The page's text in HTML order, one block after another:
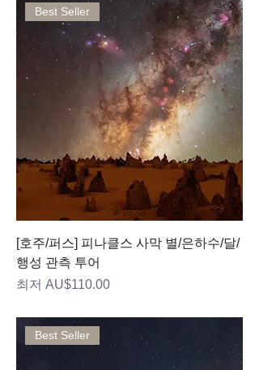
Best Seller
[호주/퍼스] 피나클스 사막 별/은하수/달/
행성 관측 투어
최저 AU$110.00
할인가
Best Seller